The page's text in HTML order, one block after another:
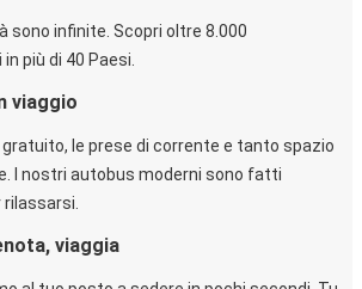
sono infinite. Scopri oltre 8.000
più di 40 Paesi.
viaggio
gratuito, le prese di corrente e tanto spazio
I nostri autobus moderni sono fatti
viaggia